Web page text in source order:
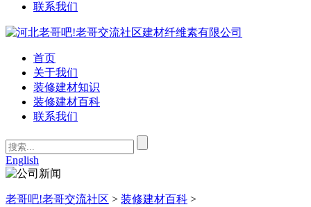
联系我们
首页
关于我们
装修建材知识
装修建材百科
联系我们
English
老哥吧!老哥交流社区 > 装修建材百科 >